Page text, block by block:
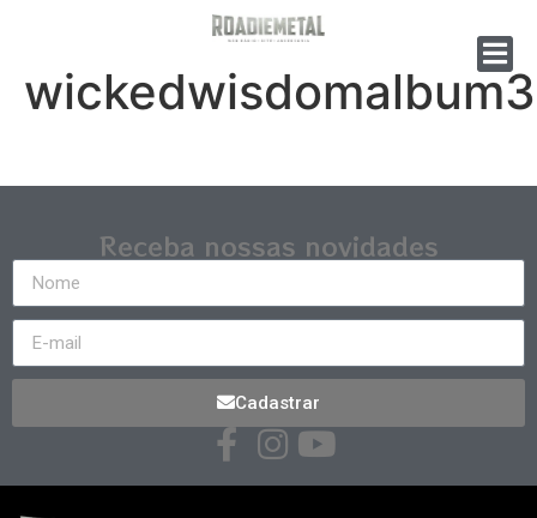
wickedwisdomalbum3
Receba nossas novidades
Cadastrar